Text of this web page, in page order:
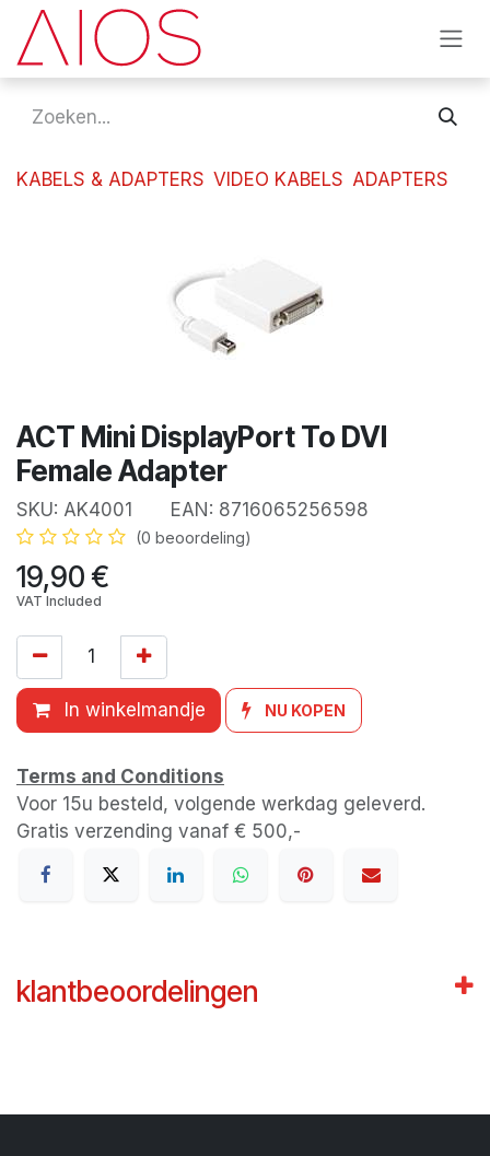
Overslaan naar inhoud
KABELS & ADAPTERS VIDEO KABELS ADAPTERS
ACT Mini DisplayPort To DVI
Female Adapter
SKU: AK4001 EAN: 8716065256598
(0 beoordeling)
19,90€
VAT Included
In winkelmandje NU KOPEN
Terms and Conditions
Voor 15u besteld, volgende werkdag geleverd.
Gratis verzending vanaf € 500,-
klantbeoordelingen